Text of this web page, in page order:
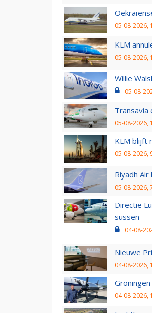
05-08-2026,
KLM
05-08-2026,
Willie
05-08-
05-08-2026,
KLM blijft
05-08-2026,
Riyadh
05-08-2026,
Directie
sussen
04-08-
Nieuwe
04-08-2026,
04-08-2026,